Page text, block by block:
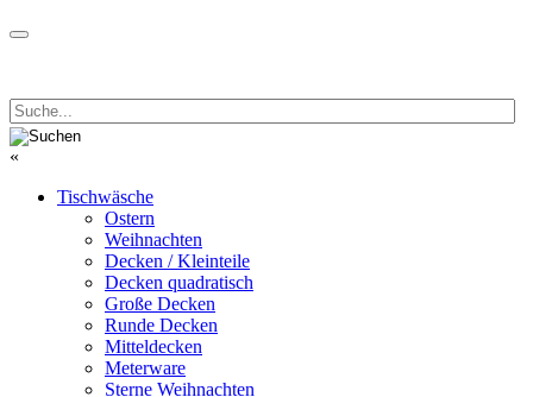
«
Tischwäsche
Ostern
Weihnachten
Decken / Kleinteile
Decken quadratisch
Große Decken
Runde Decken
Mitteldecken
Meterware
Sterne Weihnachten